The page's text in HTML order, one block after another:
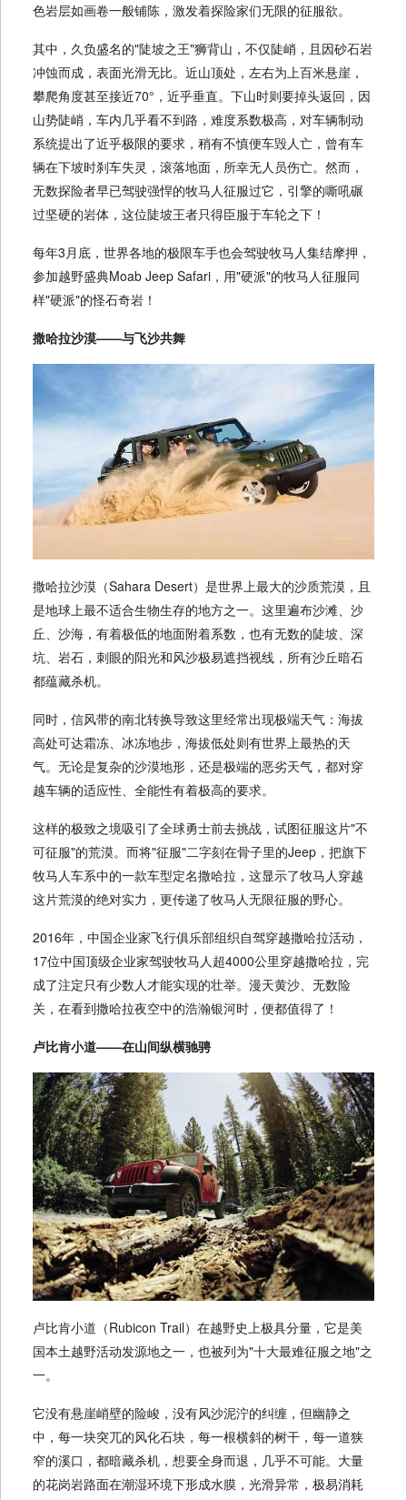
色岩层如画卷一般铺陈，激发着探险家们无限的征服欲。
其中，久负盛名的"陡坡之王"狮背山，不仅陡峭，且因砂石岩
冲蚀而成，表面光滑无比。近山顶处，左右为上百米悬崖，
攀爬角度甚至接近70°，近乎垂直。下山时则要掉头返回，因
山势陡峭，车内几乎看不到路，难度系数极高，对车辆制动
系统提出了近乎极限的要求，稍有不慎便车毁人亡，曾有车
辆在下坡时刹车失灵，滚落地面，所幸无人员伤亡。然而，
无数探险者早已驾驶强悍的牧马人征服过它，引擎的嘶吼碾
过坚硬的岩体，这位陡坡王者只得臣服于车轮之下！
每年3月底，世界各地的极限车手也会驾驶牧马人集结摩押，
参加越野盛典Moab Jeep Safari，用"硬派"的牧马人征服同
样"硬派"的怪石奇岩！
撒哈拉沙漠——与飞沙共舞
撒哈拉沙漠（Sahara Desert）是世界上最大的沙质荒漠，且
是地球上最不适合生物生存的地方之一。这里遍布沙滩、沙
丘、沙海，有着极低的地面附着系数，也有无数的陡坡、深
坑、岩石，刺眼的阳光和风沙极易遮挡视线，所有沙丘暗石
都蕴藏杀机。
同时，信风带的南北转换导致这里经常出现极端天气：海拔
高处可达霜冻、冰冻地步，海拔低处则有世界上最热的天
气。无论是复杂的沙漠地形，还是极端的恶劣天气，都对穿
越车辆的适应性、全能性有着极高的要求。
这样的极致之境吸引了全球勇士前去挑战，试图征服这片"不
可征服"的荒漠。而将"征服"二字刻在骨子里的Jeep，把旗下
牧马人车系中的一款车型定名撒哈拉，这显示了牧马人穿越
这片荒漠的绝对实力，更传递了牧马人无限征服的野心。
2016年，中国企业家飞行俱乐部组织自驾穿越撒哈拉活动，
17位中国顶级企业家驾驶牧马人超4000公里穿越撒哈拉，完
成了注定只有少数人才能实现的壮举。漫天黄沙、无数险
关，在看到撒哈拉夜空中的浩瀚银河时，便都值得了！
卢比肯小道——在山间纵横驰骋
卢比肯小道（Rubicon Trail）在越野史上极具分量，它是美
国本土越野活动发源地之一，也被列为"十大最难征服之地"之
一。
它没有悬崖峭壁的险峻，没有风沙泥泞的纠缠，但幽静之
中，每一块突兀的风化石块，每一根横斜的树干，每一道狭
窄的溪口，都暗藏杀机，想要全身而退，几乎不可能。大量
的花岗岩路面在潮湿环境下形成水膜，光滑异常，极易消耗